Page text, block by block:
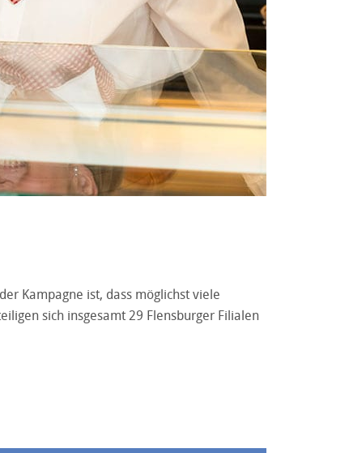
Kampagne ist, dass möglichst viele
sich insgesamt 29 Flensburger Filialen